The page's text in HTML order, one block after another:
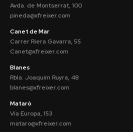
Avda. de Montserrat, 100
pineda@xfreixer.com
Canet de Mar
Carrer Riera Gavarra, 55
Canet@xfreixer.com
Blanes
Rbla. Joaquim Ruyra, 48
blanes@xfreixer.com
Mataró
Vía Europa, 153
mataro@xfreixer.com